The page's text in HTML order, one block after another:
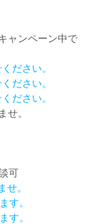
ャンペーン中で
ださい。
ださい。
ださい。
せ。
可
。
す。
す。